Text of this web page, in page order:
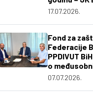
17.07.2026.
Fond za
Federacije
PPDIVUT
o
07.07.2026.